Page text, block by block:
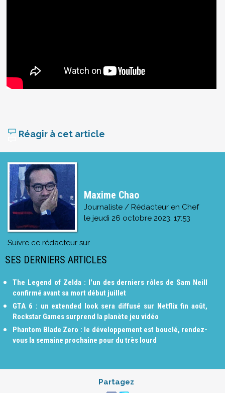
Réagir à cet article
Maxime Chao
Journaliste / Rédacteur en Chef
le jeudi 26 octobre 2023, 17:53
Suivre ce rédacteur sur
SES DERNIERS ARTICLES
The Legend of Zelda : l'un des derniers rôles de Sam Neill
confirmé avant sa mort début juillet
GTA 6 : un extended look sera diffusé sur Netflix fin août,
Rockstar Games surprend la planète jeu vidéo
Phantom Blade Zero : le développement est bouclé, rendez-
vous la semaine prochaine pour du très lourd
Partagez